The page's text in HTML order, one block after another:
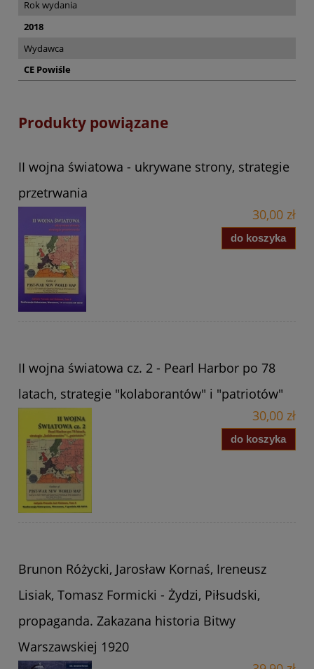
Rok wydania
2018
Wydawca
CE Powiśle
Produkty powiązane
II wojna światowa - ukrywane strony, strategie
przetrwania
30,00 zł
do koszyka
II wojna światowa cz. 2 - Pearl Harbor po 78
latach, strategie "kolaborantów" i "patriotów"
30,00 zł
do koszyka
Brunon Różycki, Jarosław Kornaś, Ireneusz
Lisiak, Tomasz Formicki - Żydzi, Piłsudski,
propaganda. Zakazana historia Bitwy
Warszawskiej 1920